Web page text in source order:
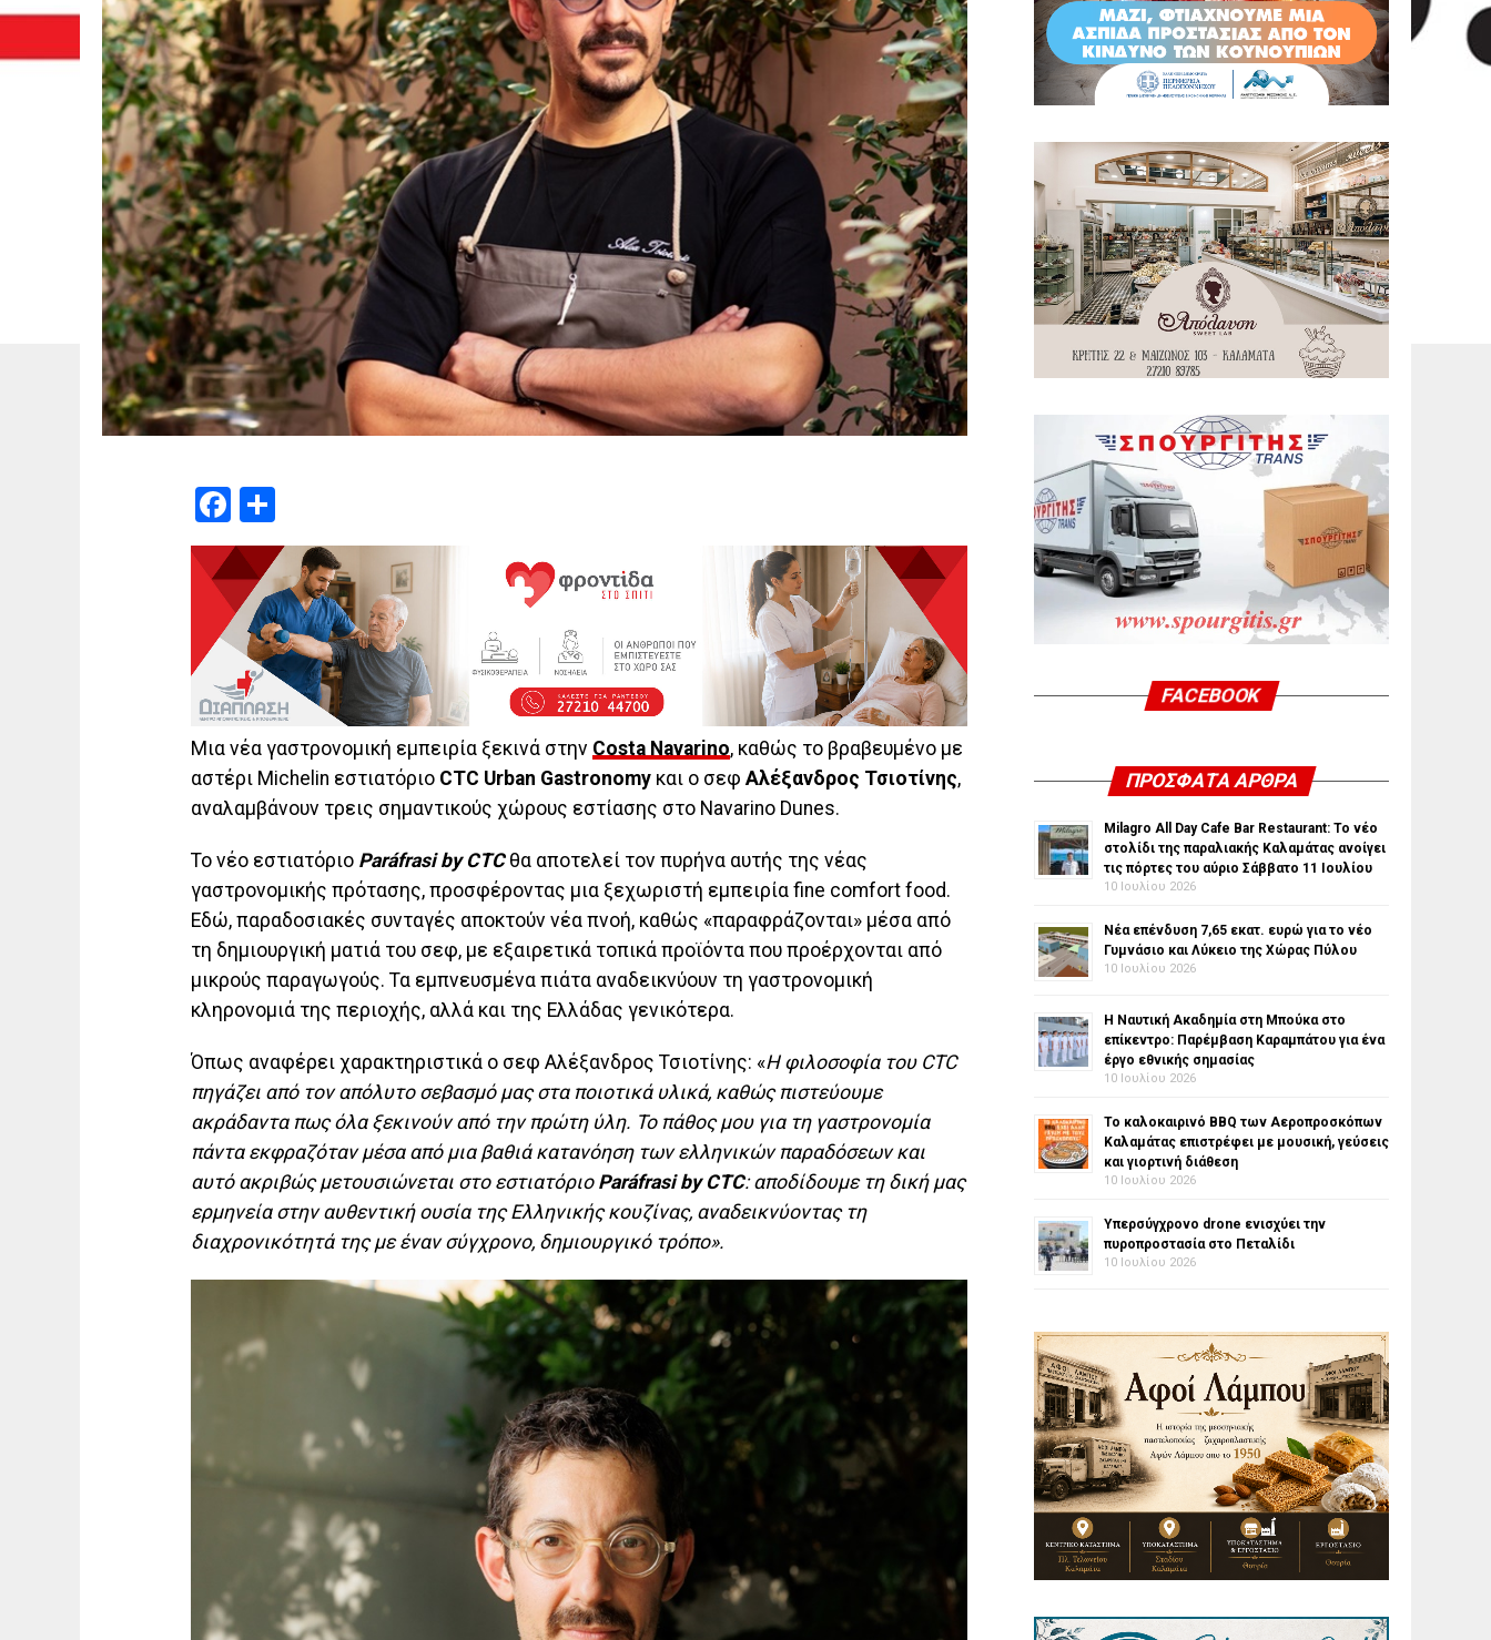
Facebook
Μια νέα γαστρονομική εμπειρία ξεκινά στην Costa Navarino, καθώς το βραβευμένο με
αστέρι Michelin εστιατόριο CTC Urban Gastronomy και ο σεφ Αλέξανδρος Τσιοτίνης,
αναλαμβάνουν τρεις σημαντικούς χώρους εστίασης στο Navarino Dunes.
Το νέο εστιατόριο Paráfrasi by CTCθα αποτελεί τον πυρήνα αυτής της νέας
γαστρονομικής πρότασης, προσφέροντας μια ξεχωριστή εμπειρία fine comfort food.
Εδώ, παραδοσιακές συνταγές αποκτούν νέα πνοή, καθώς «παραφράζονται» μέσα από
τη δημιουργική ματιά του σεφ, με εξαιρετικά τοπικά προϊόντα που προέρχονται από
μικρούς παραγωγούς. Τα εμπνευσμένα πιάτα αναδεικνύουν τη γαστρονομική
κληρονομιά της περιοχής, αλλά και της Ελλάδας γενικότερα.
Όπως αναφέρει χαρακτηριστικά ο σεφ Αλέξανδρος Τσιοτίνης: «Η φιλοσοφία του CTC
πηγάζει από τον απόλυτο σεβασμό μας στα ποιοτικά υλικά, καθώς πιστεύουμε
ακράδαντα πως όλα ξεκινούν από την πρώτη ύλη. Το πάθος μου για τη γαστρονομία
πάντα εκφραζόταν μέσα από μια βαθιά κατανόηση των ελληνικών παραδόσεων και
αυτό ακριβώς μετουσιώνεται στο εστιατόριο Paráfrasi by CTC:αποδίδουμε τη δική μας
ερμηνεία στην αυθεντική ουσία της Ελληνικής κουζίνας, αναδεικνύοντας τη
διαχρονικότητά της με έναν σύγχρονο, δημιουργικό τρόπο».
FACEBOOK
ΠΡΌΣΦΑΤΑ ΆΡΘΡΑ
Milagro All Day Cafe Bar Restaurant: Το νέο
στολίδι της παραλιακής Καλαμάτας ανοίγει
τις πόρτες του αύριο Σάββατο 11 Ιουλίου
10 Ιουλίου 2026
Νέα επένδυση 7,65 εκατ. ευρώ για το νέο
Γυμνάσιο και Λύκειο της Χώρας Πύλου
10 Ιουλίου 2026
Η Ναυτική Ακαδημία στη Μπούκα στο
επίκεντρο: Παρέμβαση Καραμπάτου για ένα
έργο εθνικής σημασίας
10 Ιουλίου 2026
Το καλοκαιρινό BBQ των Αεροπροσκόπων
Καλαμάτας επιστρέφει με μουσική, γεύσεις
και γιορτινή διάθεση
10 Ιουλίου 2026
Υπερσύγχρονο drone ενισχύει την
πυροπροστασία στο Πεταλίδι
10 Ιουλίου 2026